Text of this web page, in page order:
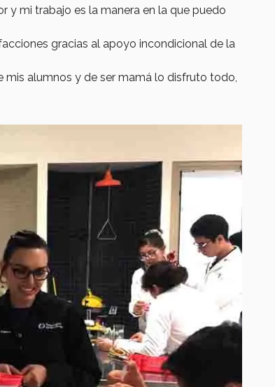
y mi trabajo es la manera en la que puedo
gracias al apoyo incondicional de la
mis alumnos y de ser mamá lo disfruto todo,